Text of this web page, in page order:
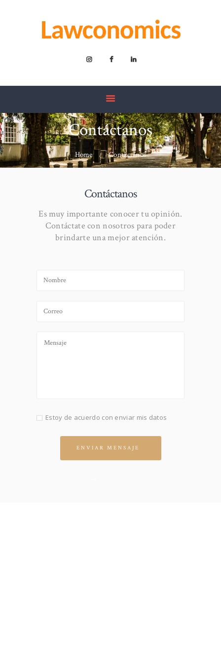
Contáctanos
Home Contáctanos
CONTÁCTANOS
Contáctanos
Es muy importante conocer tu opinión.
Contáctate con nosotros para poder
brindarte una mejor atención.
Estoy de acuerdo con enviar mis datos